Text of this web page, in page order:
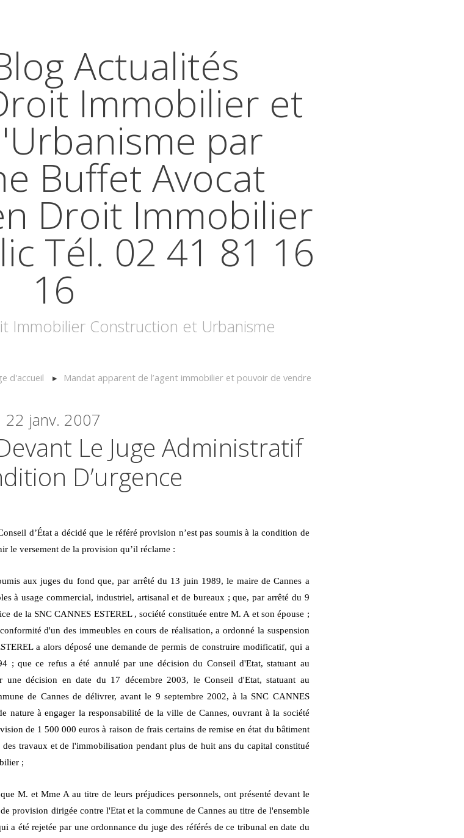
Actualités
Immobilier et
par
Buffet Avocat
Droit Immobilier
Tél. 02 41 81 16
16
Immobilier Construction et Urbanisme
d'accueil Mandat apparent de l’agent immobilier et pouvoir de vendre
22 janv. 2007
Le Juge Administratif
D’urgence
d’État a décidé que le référé provision n’est pas soumis à la condition de
le versement de la provision qu’il réclame :
aux juges du fond que, par arrêté du 13 juin 1989, le maire de Cannes a
à usage commercial, industriel, artisanal et de bureaux ; que, par arrêté du 9
de la SNC CANNES ESTEREL , société constituée entre M. A et son épouse ;
d'un des immeubles en cours de réalisation, a ordonné la suspension
a alors déposé une demande de permis de construire modificatif, qui a
; que ce refus a été annulé par une décision du Conseil d'Etat, statuant au
décision en date du 17 décembre 2003, le Conseil d'Etat, statuant au
de Cannes de délivrer, avant le 9 septembre 2002, à la SNC CANNES
nature à engager la responsabilité de la ville de Cannes, ouvrant à la société
de 1 500 000 euros à raison de frais certains de remise en état du bâtiment
travaux et de l'immobilisation pendant plus de huit ans du capital constitué
;
M. et Mme A au titre de leurs préjudices personnels, ont présenté devant le
provision dirigée contre l'Etat et la commune de Cannes au titre de l'ensemble
a été rejetée par une ordonnance du juge des référés de ce tribunal en date du